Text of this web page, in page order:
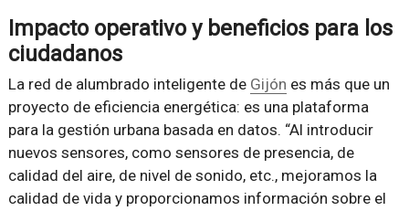
Impacto operativo y beneficios para los
ciudadanos
La red de alumbrado inteligente de Gijón es más que un
proyecto de eficiencia energética: es una plataforma
para la gestión urbana basada en datos. “Al introducir
nuevos sensores, como sensores de presencia, de
calidad del aire, de nivel de sonido, etc., mejoramos la
calidad de vida y proporcionamos información sobre el